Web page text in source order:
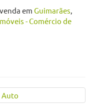
em Guimarães,
- Comércio de